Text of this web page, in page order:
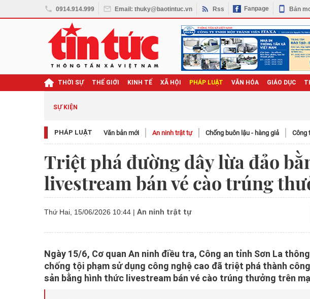
0914.914.999 Email: thuky@baotintuc.vn Rss Fanpage Bản
THỜI SỰ THẾ GIỚI KINH TẾ XÃ HỘI PHÁP LUẬT VĂN HÓA GIÁO DỤC
SỰ KIỆN
PHÁP LUẬT Văn bản mới An ninh trật tự Chống buôn lậu - hàng giả Công
Triệt phá đường dây lừa đảo
livestream bán vé cào trúng
Thứ Hai, 15/06/2026 10:44 | An ninh trật tự
Ngày 15/6, Cơ quan An ninh điều tra, Công an tỉnh Sơn La
chống tội phạm sử dụng công nghệ cao đã triệt phá thành
sản bằng hình thức livestream bán vé cào trúng thưởng trên